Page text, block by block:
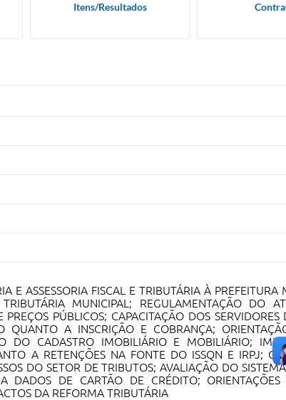
Itens/Resultados
E ASSESSORIA FISCAL E TRIBUTÁRIA À PREFEITURA
MUNICIPAL; REGULAMENTAÇÃO DO
PÚBLICOS; CAPACITAÇÃO DOS SERVIDORES
QUANTO A INSCRIÇÃO E COBRANÇA;
DO CADASTRO IMOBILIÁRIO E MOBILIÁRIO;
A RETENÇÕES NA FONTE DO ISSQN E IRPJ;
DO SETOR DE TRIBUTOS; AVALIAÇÃO DO
DADOS DE CARTÃO DE CRÉDITO;
DA REFORMA TRIBUTÁRIA